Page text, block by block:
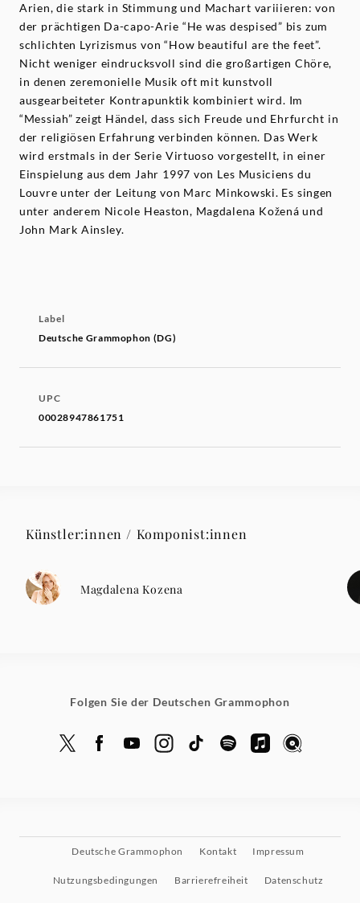
Arien, die stark in Stimmung und Machart variiieren: von
der prächtigen Da-capo-Arie “He was despised” bis zum
schlichten Lyrizismus von “How beautiful are the feet”.
Nicht weniger eindrucksvoll sind die großartigen Chöre,
in denen zeremonielle Musik oft mit kunstvoll
ausgearbeiteter Kontrapunktik kombiniert wird. Im
“Messiah” zeigt Händel, dass sich Freude und Ehrfurcht in
der religiösen Erfahrung verbinden können. Das Werk
wird erstmals in der Serie Virtuoso vorgestellt, in einer
Einspielung aus dem Jahr 1997 von Les Musiciens du
Louvre unter der Leitung von Marc Minkowski. Es singen
unter anderem Nicole Heaston, Magdalena Kožená und
John Mark Ainsley.
Label
Deutsche Grammophon (DG)
UPC
00028947861751
Künstler:innen / Komponist:innen
Magdalena Kozena
Folgen Sie der Deutschen Grammophon
Deutsche Grammophon Kontakt Impressum
Nutzungsbedingungen Barrierefreiheit Datenschutz